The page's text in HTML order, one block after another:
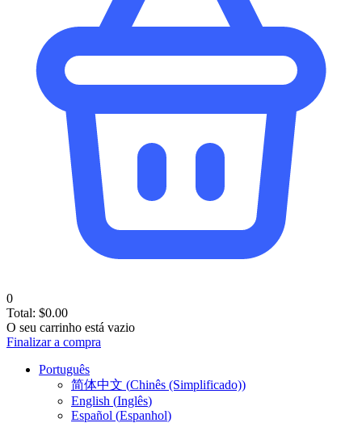
0
Total: $0.00
O seu carrinho está vazio
Finalizar a compra
Português
简体中文 (Chinês (Simplificado))
English (Inglês)
Español (Espanhol)